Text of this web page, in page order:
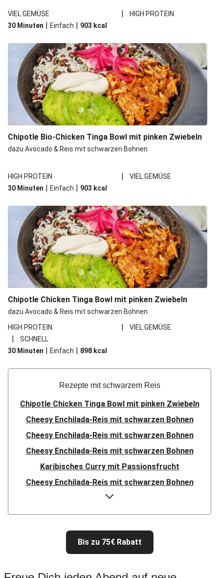
VIEL GEMÜSE |
HIGH PROTEIN
30 Minuten | Einfach | 903 kcal
Chipotle Bio-Chicken Tinga Bowl mit pinken Zwiebeln
dazu Avocado & Reis mit schwarzen Bohnen
HIGH PROTEIN |
VIEL GEMÜSE
30 Minuten | Einfach | 903 kcal
Chipotle Chicken Tinga Bowl mit pinken Zwiebeln
dazu Avocado & Reis mit schwarzen Bohnen
HIGH PROTEIN
| VIEL GEMÜSE
|
SCHNELL
30 Minuten | Einfach | 898 kcal
Rezepte mit schwarzem Reis
Chipotle Chicken Tinga Bowl mit pinken Zwiebeln
Cheesy Enchilada-Reis mit schwarzen Bohnen
Cheesy Enchilada-Reis mit schwarzen Bohnen
Cheesy Enchilada-Reis mit schwarzen Bohnen
Karibisches Curry mit Passionsfrucht
Cheesy Enchilada-Reis mit schwarzen Bohnen
Blumenkohl-„Couscous“
Zarte Hähnchenbrust
Bis zu 75€ Rabatt